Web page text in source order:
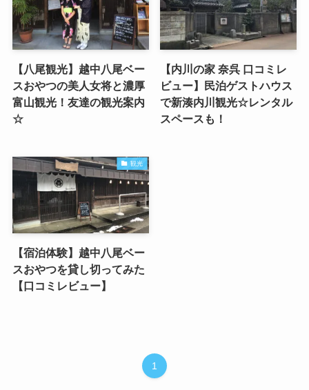
【八尾観光】越中八尾ベー
スおやつの美人女将と濃厚
富山観光！友達の観光案内
☆
【内川の家 奈呉 口コミレ
ビュー】民泊ゲストハウス
で新湊内川観光☆レンタル
スペースも！
観光
【宿泊体験】越中八尾ベー
スおやつを貸し切ってみた
【口コミレビュー】
1